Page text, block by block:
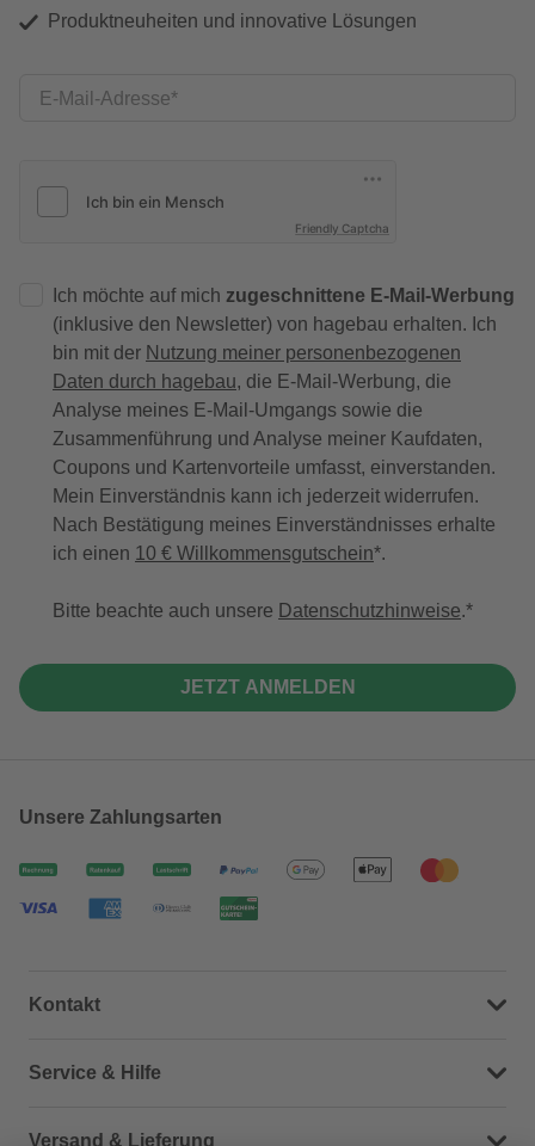
Produktneuheiten und innovative Lösungen
E-Mail-Adresse
Friendly Captcha
Ich möchte auf mich zugeschnittene E-Mail-Werbung
(inklusive den Newsletter) von hagebau erhalten. Ich
bin mit der Nutzung meiner personenbezogenen
Daten durch hagebau, die E-Mail-Werbung, die
Analyse meines E-Mail-Umgangs sowie die
Zusammenführung und Analyse meiner Kaufdaten,
Coupons und Kartenvorteile umfasst, einverstanden.
Mein Einverständnis kann ich jederzeit widerrufen.
Nach Bestätigung meines Einverständnisses erhalte
ich einen 10 € Willkommensgutschein*.
Bitte beachte auch unsere Datenschutzhinweise.
JETZT ANMELDEN
Unsere Zahlungsarten
Kontakt
Dein Kontakt zu uns
Service & Hilfe
Häufige Fragen (FAQ)
Versand & Lieferung